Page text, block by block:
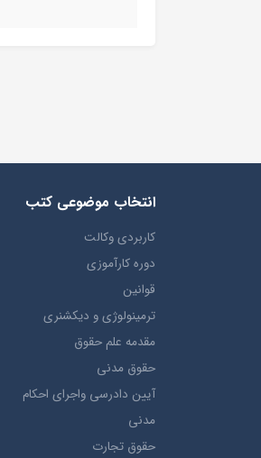
انتخاب​ موضوعي​ کتب
کاربردی وکالت
دوره کارآموزی
قوانین
ترمينولوژي و ديکشنري
مقدمه علم حقوق
حقوق مدني
آيين دادرسي ​واجراي ​احکام ​
مدني
حقوق تجارت